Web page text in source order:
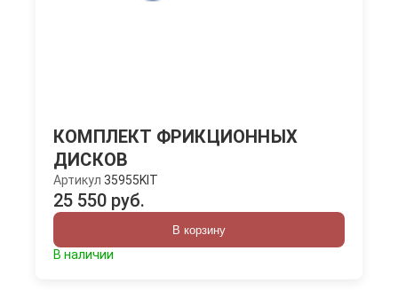
КОМПЛЕКТ ФРИКЦИОННЫХ
ДИСКОВ
Артикул 35955KIT
25 550 руб.
В корзину
В наличии